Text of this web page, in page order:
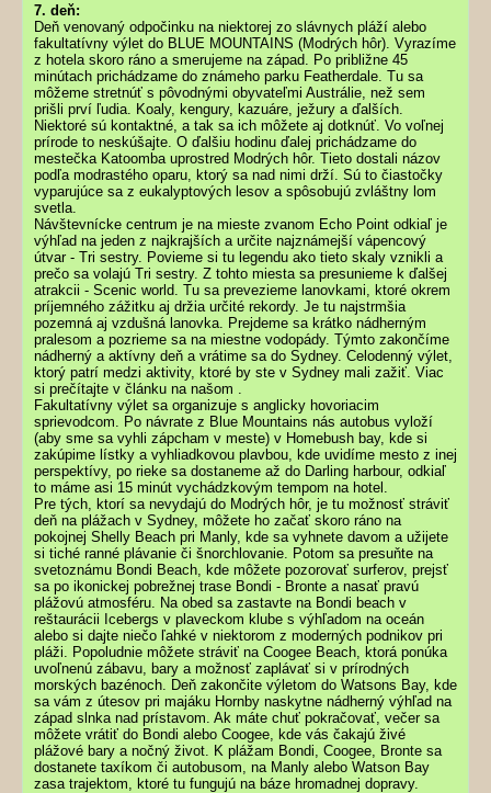
7. deň:
Deň venovaný odpočinku na niektorej zo slávnych pláží alebo
fakultatívny výlet do BLUE MOUNTAINS (Modrých hôr). Vyrazíme
z hotela skoro ráno a smerujeme na západ. Po približne 45
minútach prichádzame do známeho parku Featherdale. Tu sa
môžeme stretnúť s pôvodnými obyvateľmi Austrálie, než sem
prišli prví ľudia. Koaly, kengury, kazuáre, ježury a ďalších.
Niektoré sú kontaktné, a tak sa ich môžete aj dotknúť. Vo voľnej
prírode to neskúšajte. O ďalšiu hodinu ďalej prichádzame do
mestečka Katoomba uprostred Modrých hôr. Tieto dostali názov
podľa modrastého oparu, ktorý sa nad nimi drží. Sú to čiastočky
vyparujúce sa z eukalyptových lesov a spôsobujú zvláštny lom
svetla.
Návštevnícke centrum je na mieste zvanom Echo Point odkiaľ je
výhľad na jeden z najkrajších a určite najznámejší vápencový
útvar - Tri sestry. Povieme si tu legendu ako tieto skaly vznikli a
prečo sa volajú Tri sestry. Z tohto miesta sa presunieme k ďalšej
atrakcii - Scenic world. Tu sa prevezieme lanovkami, ktoré okrem
príjemného zážitku aj držia určité rekordy. Je tu najstrmšia
pozemná aj vzdušná lanovka. Prejdeme sa krátko nádherným
pralesom a pozrieme sa na miestne vodopády. Týmto zakončíme
nádherný a aktívny deň a vrátime sa do Sydney. Celodenný výlet,
ktorý patrí medzi aktivity, ktoré by ste v Sydney mali zažiť. Viac
si prečítajte v článku na našom .
Fakultatívny výlet sa organizuje s anglicky hovoriacim
sprievodcom. Po návrate z Blue Mountains nás autobus vyloží
(aby sme sa vyhli zápcham v meste) v Homebush bay, kde si
zakúpime lístky a vyhliadkovou plavbou, kde uvidíme mesto z inej
perspektívy, po rieke sa dostaneme až do Darling harbour, odkiaľ
to máme asi 15 minút vychádzkovým tempom na hotel.
Pre tých, ktorí sa nevydajú do Modrých hôr, je tu možnosť stráviť
deň na plážach v Sydney, môžete ho začať skoro ráno na
pokojnej Shelly Beach pri Manly, kde sa vyhnete davom a užijete
si tiché ranné plávanie či šnorchlovanie. Potom sa presuňte na
svetoznámu Bondi Beach, kde môžete pozorovať surferov, prejsť
sa po ikonickej pobrežnej trase Bondi - Bronte a nasať pravú
plážovú atmosféru. Na obed sa zastavte na Bondi beach v
reštaurácii Icebergs v plaveckom klube s výhľadom na oceán
alebo si dajte niečo ľahké v niektorom z moderných podnikov pri
pláži. Popoludnie môžete stráviť na Coogee Beach, ktorá ponúka
uvoľnenú zábavu, bary a možnosť zaplávať si v prírodných
morských bazénoch. Deň zakončite výletom do Watsons Bay, kde
sa vám z útesov pri majáku Hornby naskytne nádherný výhľad na
západ slnka nad prístavom. Ak máte chuť pokračovať, večer sa
môžete vrátiť do Bondi alebo Coogee, kde vás čakajú živé
plážové bary a nočný život. K plážam Bondi, Coogee, Bronte sa
dostanete taxíkom či autobusom, na Manly alebo Watson Bay
zasa trajektom, ktoré tu fungujú na báze hromadnej dopravy.